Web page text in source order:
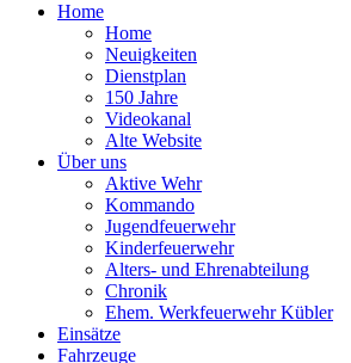
Home
Home
Neuigkeiten
Dienstplan
150 Jahre
Videokanal
Alte Website
Über uns
Aktive Wehr
Kommando
Jugendfeuerwehr
Kinderfeuerwehr
Alters- und Ehrenabteilung
Chronik
Ehem. Werkfeuerwehr Kübler
Einsätze
Fahrzeuge